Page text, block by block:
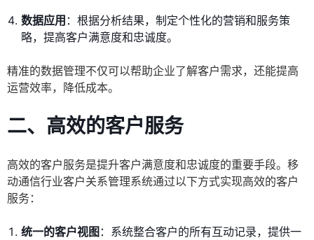
数据应用 ：根据分析结果，制定个性化的营销和服务策
略，提高客户满意度和忠诚度。
精准的数据管理不仅可以帮助企业了解客户需求，还能提高
运营效率，降低成本。
二、高效的客户服务
高效的客户服务是提升客户满意度和忠诚度的重要手段。移
动通信行业客户关系管理系统通过以下方式实现高效的客户
服务：
统一的客户视图 ：系统整合客户的所有互动记录，提供一